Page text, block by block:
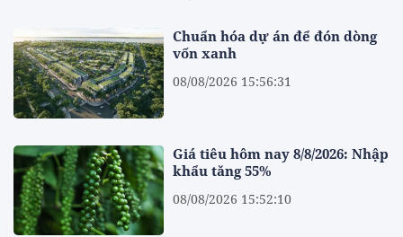
Chuẩn hóa dự án để đón dòng
vốn xanh
08/08/2026 15:56:31
Giá tiêu hôm nay 8/8/2026: Nhập
khẩu tăng 55%
08/08/2026 15:52:10